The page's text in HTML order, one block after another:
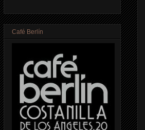
Café Berlín